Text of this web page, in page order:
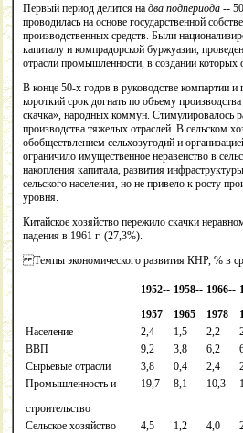
Первый период делится на два подпериода --
проводилась на основе государственной
производственных средств. Были
капиталу и компрадорской буржуазии,
отрасли промышленности, в создании
В конце 50-х годов в руководстве компартии и
короткий срок догнать по объему
скачка», народных коммун. Стимулировалось
производства тяжелых отраслей. В сельском
обобществлением сельхозугодий и
ограничило имущественное неравенство в
накопления капитала, развития
сельского населения, но не привело к росту
уровня.
Китайское хозяйство пережило скачки
падения в 1961 г. (27,3%).
Темпы экономического развития КНР, % в
1952--
1957
1958--
1965
1966--
1978
Население
2,4 1,5 2,2
ВВП
9,2 3,8 6,2
Сырьевые отрасли
3,8 0,4 2,4
Промышленность и
строительство
19,7 8,1 10,3
Сельское хозяйство 4,5 1,2 4,0